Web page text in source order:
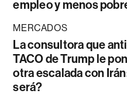
empleo y menos
MERCADOS
La consultora que
TACO de Trump le
otra escalada con
será?